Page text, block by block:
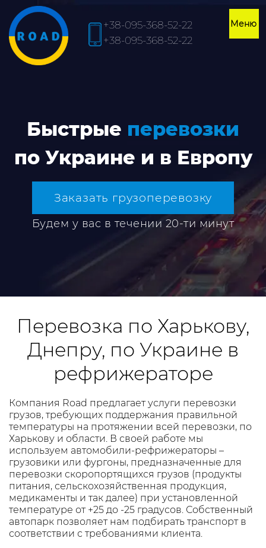
+38-095-368-52-22
+38-095-368-52-22
Быстрые перевозки
по Украине и в Европу
Заказать грузоперевозку
Будем у вас в течении 20-ти минут
Перевозка по Харькову,
Днепру, по Украине в
рефрижераторе
Компания Road предлагает услуги перевозки
грузов, требующих поддержания правильной
температуры на протяжении всей перевозки, по
Харькову и области. В своей работе мы
используем автомобили-рефрижераторы –
грузовики или фургоны, предназначенные для
перевозки скоропортящихся грузов (продукты
питания, сельскохозяйственная продукция,
медикаменты и так далее) при установленной
температуре от +25 до -25 градусов. Собственный
автопарк позволяет нам подбирать транспорт в
соответствии с требованиями клиента.